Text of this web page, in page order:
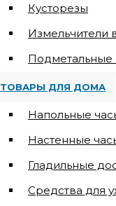
Кусторезы
Измельчители
ТОВАРЫ ДЛЯ ДОМА
Напольные
Настенные
Гладильные
Средства для